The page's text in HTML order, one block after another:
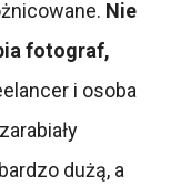
Nie
fotograf,
i osoba
dużą, a